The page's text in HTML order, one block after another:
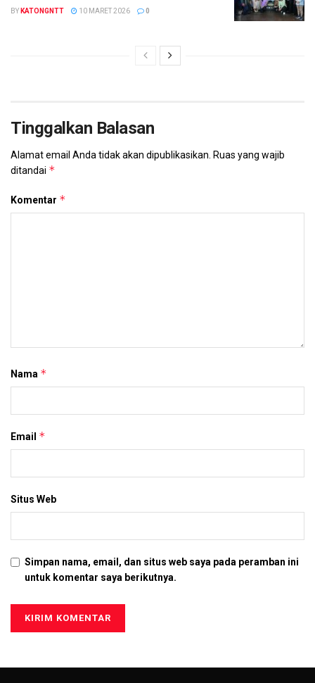
BY KATONGNTT 10 MARET 2026 0
Tinggalkan Balasan
Alamat email Anda tidak akan dipublikasikan. Ruas yang wajib
ditandai *
Komentar *
Nama *
Email *
Situs Web
Simpan nama, email, dan situs web saya pada peramban ini
untuk komentar saya berikutnya.